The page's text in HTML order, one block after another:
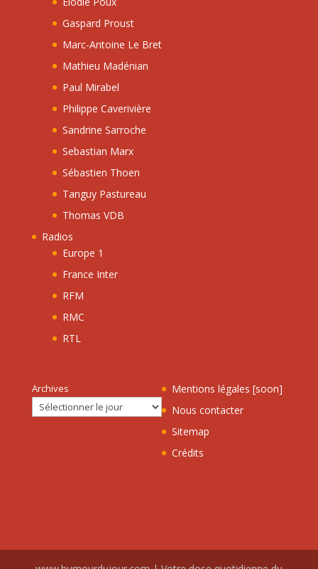
Gaspard Proust
Marc-Antoine Le Bret
Mathieu Madénian
Paul Mirabel
Philippe Caverivière
Sandrine Sarroche
Sebastian Marx
Sébastien Thoen
Tanguy Pastureau
Thomas VDB
Radios
Europe 1
France Inter
RFM
RMC
RTL
Archives
Mentions légales [soon]
Nous contacter
Sitemap
Crédits